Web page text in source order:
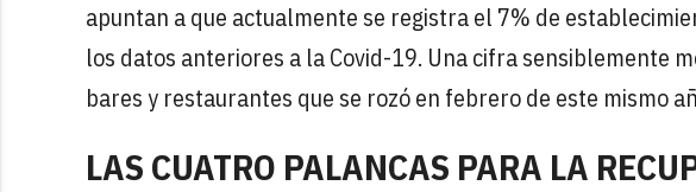
apuntan a que actualmente se registra el 7% de
los datos anteriores a la Covid-19. Una cifra sensiblemente
bares y restaurantes que se rozó en febrero de este mismo
LAS CUATRO PALANCAS PARA LA